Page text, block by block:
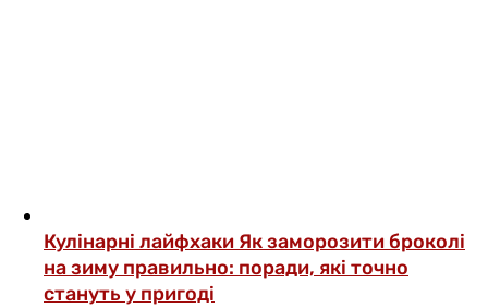
Кулінарні лайфхаки Як заморозити броколі
на зиму правильно: поради, які точно
стануть у пригоді